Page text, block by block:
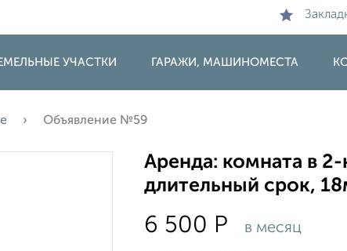
УЧАСТКИ ГАРАЖИ, МАШИНОМЕСТА
Объявление №59
Аренда: комната в 2-
длительный срок,
6 500 Р в месяц